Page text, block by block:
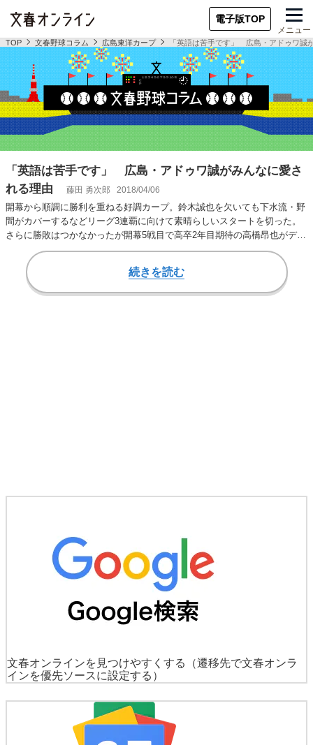
電子版TOP
メニュー
TOP 文春野球コラム 広島東洋カープ 「英語は苦手です」 広島・アドゥワ誠
「英語は苦手です」 広島・アドゥワ誠がみんなに愛さ
れる理由
藤田 勇次郎 2018/04/06
開幕から順調に勝利を重ねる好調カープ。鈴木誠也を欠いても下水流・野
間がカバーするなどリーグ3連覇に向けて素晴らしいスタートを切った。
さらに勝敗はつかなかったが開幕5戦目で高卒2年目期待の高橋昂也がデビ
ュー。若手の台…
続きを読む
文春オンラインを見つけやすくする
（遷移先で文春オンラ
インを優先ソースに設定する）